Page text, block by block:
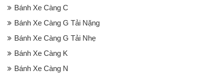
Bánh Xe Càng C
Bánh Xe Càng G Tải Nặng
Bánh Xe Càng G Tải Nhẹ
Bánh Xe Càng K
Bánh Xe Càng N